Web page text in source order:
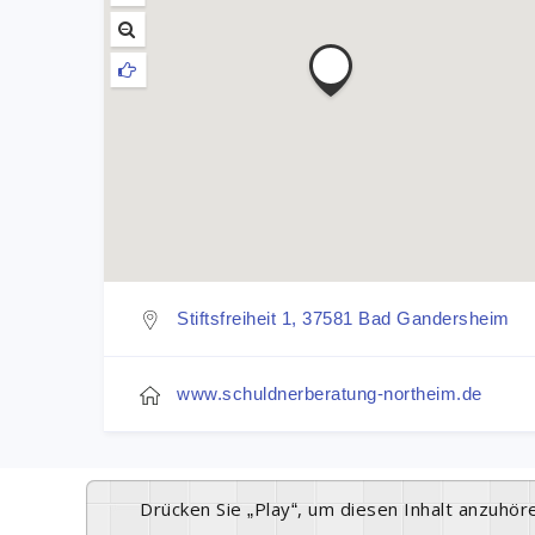
Stiftsfreiheit 1, 37581 Bad Gandersheim
www.schuldnerberatung-northeim.de
Drücken Sie „Play“, um diesen Inhalt